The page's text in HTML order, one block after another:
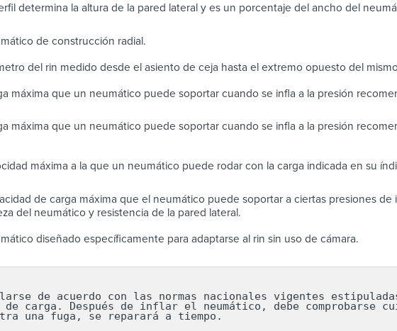
determina la altura de la pared lateral y es un porcentaje del ancho del
de construcción radial.
del rin medido desde el asiento de ceja hasta el extremo opuesto del
máxima que un neumático puede soportar cuando se infla a la presión
máxima que un neumático puede soportar cuando se infla a la presión
máxima a la que un neumático puede rodar con la carga indicada en su
de carga máxima que el neumático puede soportar a ciertas presiones de
del neumático y resistencia de la pared lateral.
diseñado específicamente para adaptarse al rin sin uso de cámara.
de acuerdo con las normas nacionales vigentes
carga. Después de inflar el neumático, debe comprobarse
una fuga, se reparará a tiempo.